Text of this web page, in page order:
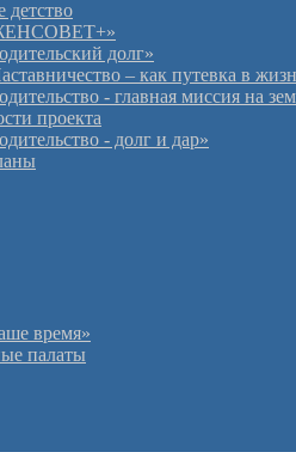
детство
долг»
– как путевка в
- главная миссия на
проекта
- долг и дар»
время»
палаты